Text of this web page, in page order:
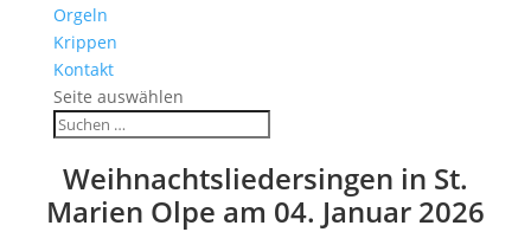
Orgeln
Krippen
Kontakt
Seite auswählen
Weih­nachts­lie­der­singen in St.
Marien Olpe am 04. Januar 2026